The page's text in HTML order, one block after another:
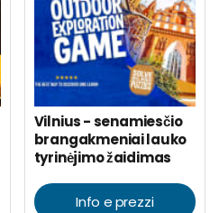
Vilnius - senamiesčio
brangakmeniai lauko
tyrinėjimo žaidimas
Info e prezzi